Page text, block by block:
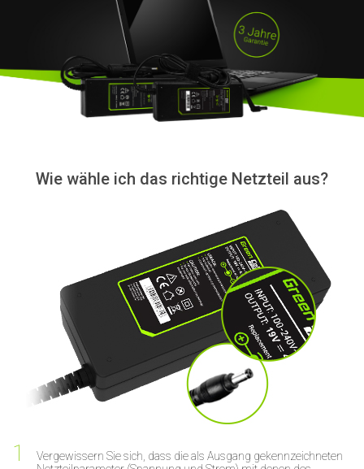
Wie wähle ich das richtige Netzteil aus?
Vergewissern Sie sich, dass die als Ausgang gekennzeichneten